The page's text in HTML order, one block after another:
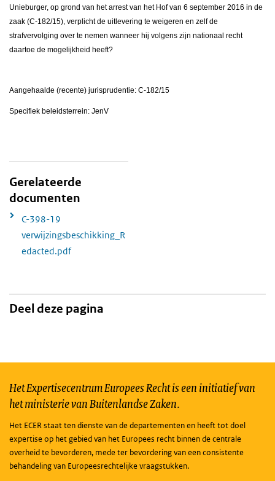
Unieburger, op grond van het arrest van het Hof van 6 september 2016 in de
zaak (C-182/15), verplicht de uitlevering te weigeren en zelf de
strafvervolging over te nemen wanneer hij volgens zijn nationaal recht
daartoe de mogelijkheid heeft?
Aangehaalde (recente) jurisprudentie: C-182/15
Specifiek beleidsterrein: JenV
Gerelateerde
documenten
C-398-19
verwijzingsbeschikking_R
edacted.pdf
Deel deze pagina
Het Expertisecentrum Europees Recht is een initiatief van
het ministerie van Buitenlandse Zaken.
Het ECER staat ten dienste van de departementen en heeft tot doel
expertise op het gebied van het Europees recht binnen de centrale
overheid te bevorderen, mede ter bevordering van een consistente
behandeling van Europeesrechtelijke vraagstukken.